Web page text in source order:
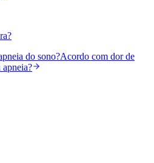
do sono?Acordo com dor de
apneia?